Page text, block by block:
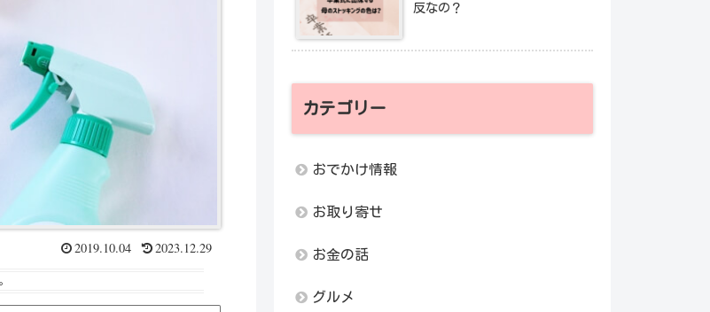
2019.10.04 2023.12.29
反なの？
カテゴリー
おでかけ情報
お取り寄せ
お金の話
グルメ